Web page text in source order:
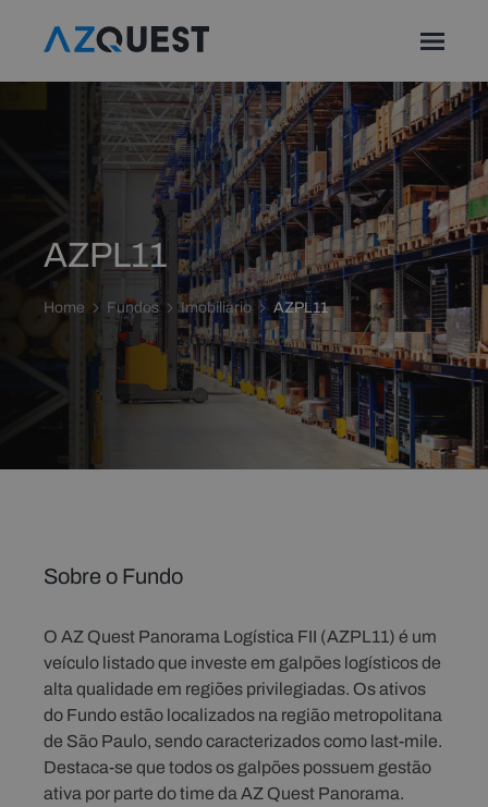
AZPL11
Home Fundos Imobiliário AZPL11
Sobre o Fundo
O AZ Quest Panorama Logística FII (AZPL11) é um
veículo listado que investe em galpões logísticos de
alta qualidade em regiões privilegiadas. Os ativos
do Fundo estão localizados na região metropolitana
de São Paulo, sendo caracterizados como last-mile.
Destaca-se que todos os galpões possuem gestão
ativa por parte do time da AZ Quest Panorama.